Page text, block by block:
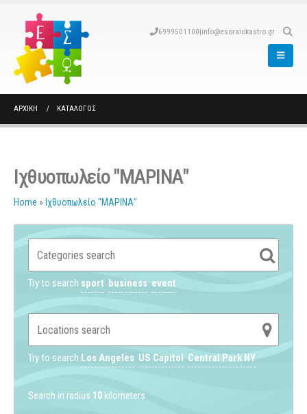
6999501100|info@esoraiokastro.gr
ΑΡΧΙΚΉ ΚΑΤΆΛΟΓΟΣ
Ιχθυοπωλείο "ΜΑΡΙΝΑ"
Home » Ιχθυοπωλείο "ΜΑΡΙΝΑ"
Try to search sport business event
Try to search Los Angeles US Capitol Central Park NY
Search in radius 10 kilometers